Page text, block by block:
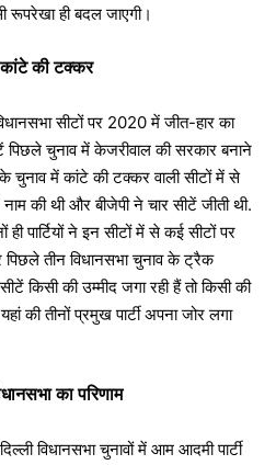
रूपरेखा ही बदल जाएगी।
की टक्कर
सीटों पर 2020 में जीत-हार का
पिछले चुनाव में केजरीवाल की सरकार बनाने
चुनाव में कांटे की टक्कर वाली सीटों में से
की थी और बीजेपी ने चार सीटें जीती थी.
पार्टियों ने इन सीटों में से कई सीटों पर
तीन विधानसभा चुनाव के ट्रैक
किसी की उम्मीद जगा रही हैं तो किसी की
की तीनों प्रमुख पार्टी अपना जोर लगा
का परिणाम
विधानसभा चुनावों में आम आदमी पार्टी